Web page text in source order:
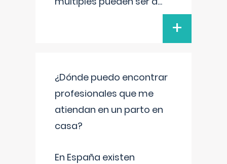
+
¿Dónde puedo encontrar
profesionales que me
atiendan en un parto en
casa?
En España existen